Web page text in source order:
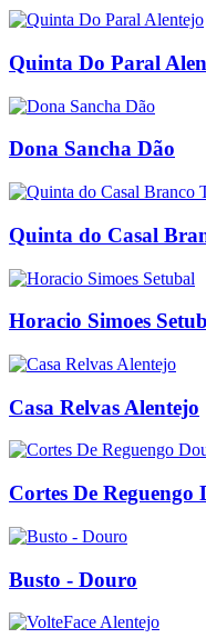
Quinta Do Paral
Dona Sancha Dão
Quinta do Casal
Horacio Simoes
Casa Relvas Alentejo
Cortes De Reguengo
Busto - Douro